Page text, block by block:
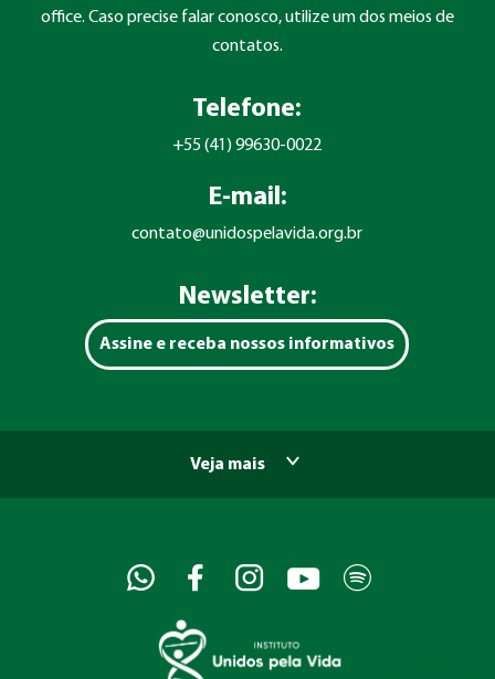
office. Caso precise falar conosco, utilize um dos meios de
contatos.
Telefone:
+55 (41) 99630-0022
E-mail:
contato@unidospelavida.org.br
Newsletter:
Assine e receba nossos informativos
Veja mais